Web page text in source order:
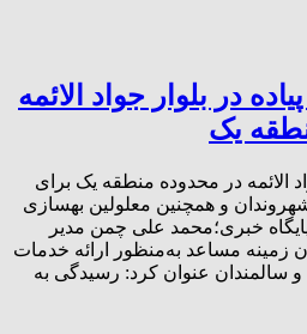
در بلوار جواد الائمه
یک
الائمه در محدوده منطقه یک برای
و همچنین معلولین بهسازی
خبری؛محمد علی چمن مدیر
زمینه‌ مساعد به‌منظور ارائه خدمات‌
و سالمندان عنوان کرد: رسیدگی به